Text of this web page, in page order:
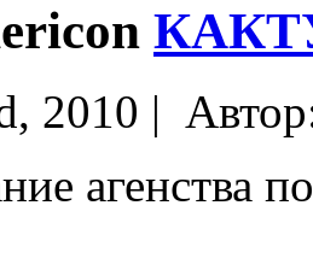
2010 |
агенства